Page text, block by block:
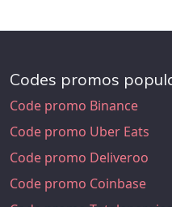
Codes promos
Code promo Binance
Code promo Uber Eats
Code promo Deliveroo
Code promo Coinbase